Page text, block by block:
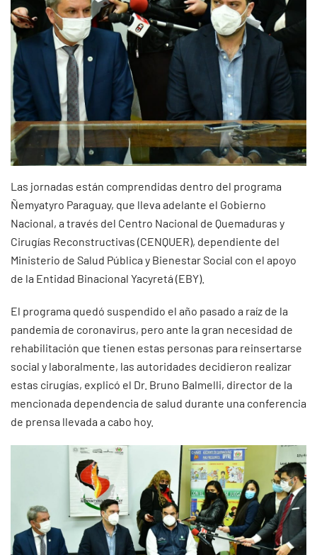
Las jornadas están comprendidas dentro del programa
Ñemyatyro Paraguay, que lleva adelante el Gobierno
Nacional, a través del Centro Nacional de Quemaduras y
Cirugías Reconstructivas (CENQUER), dependiente del
Ministerio de Salud Pública y Bienestar Social con el apoyo
de la Entidad Binacional Yacyretá (EBY).
El programa quedó suspendido el año pasado a raíz de la
pandemia de coronavirus, pero ante la gran necesidad de
rehabilitación que tienen estas personas para reinsertarse
social y laboralmente, las autoridades decidieron realizar
estas cirugías, explicó el Dr. Bruno Balmelli, director de la
mencionada dependencia de salud durante una conferencia
de prensa llevada a cabo hoy.